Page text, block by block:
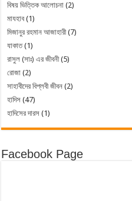
বিষয় ভিত্তিক আলোচনা (2)
মাযহাব (1)
মিজানুর রহমান আজাহারী(7)
যাকাত(1)
রাসুল (সাঃ) এর জীবনী(5)
রোজা (2)
সাহাবীদের বিপ্লবী জীবন (2)
হাদিস (47)
হাদিসের দারস (1)
Facebook Page